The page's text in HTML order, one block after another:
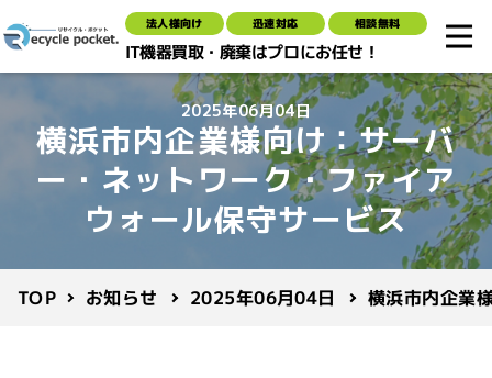
法人様向け 迅速対応 相談無料
IT機器買取・廃棄はプロにお任せ！
2025年06月04日
横浜市内企業様向け：サーバ
ー・ネットワーク・ファイア
ウォール保守サービス
TOP お知らせ 2025年06月04日 横浜市内企業